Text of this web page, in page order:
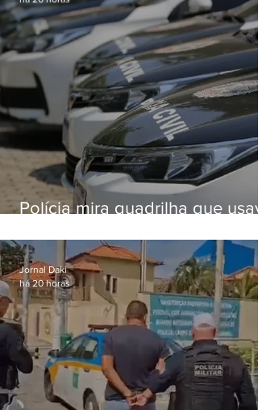
Polícia mira quadrilha que
o Comando Vermelho
Jornal Daki
há 20 horas